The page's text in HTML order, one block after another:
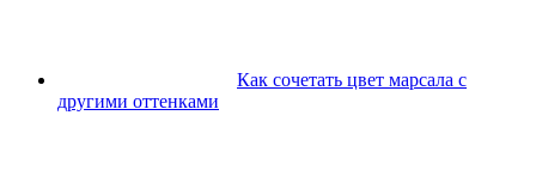
Как сочетать цвет марсала с
другими оттенками